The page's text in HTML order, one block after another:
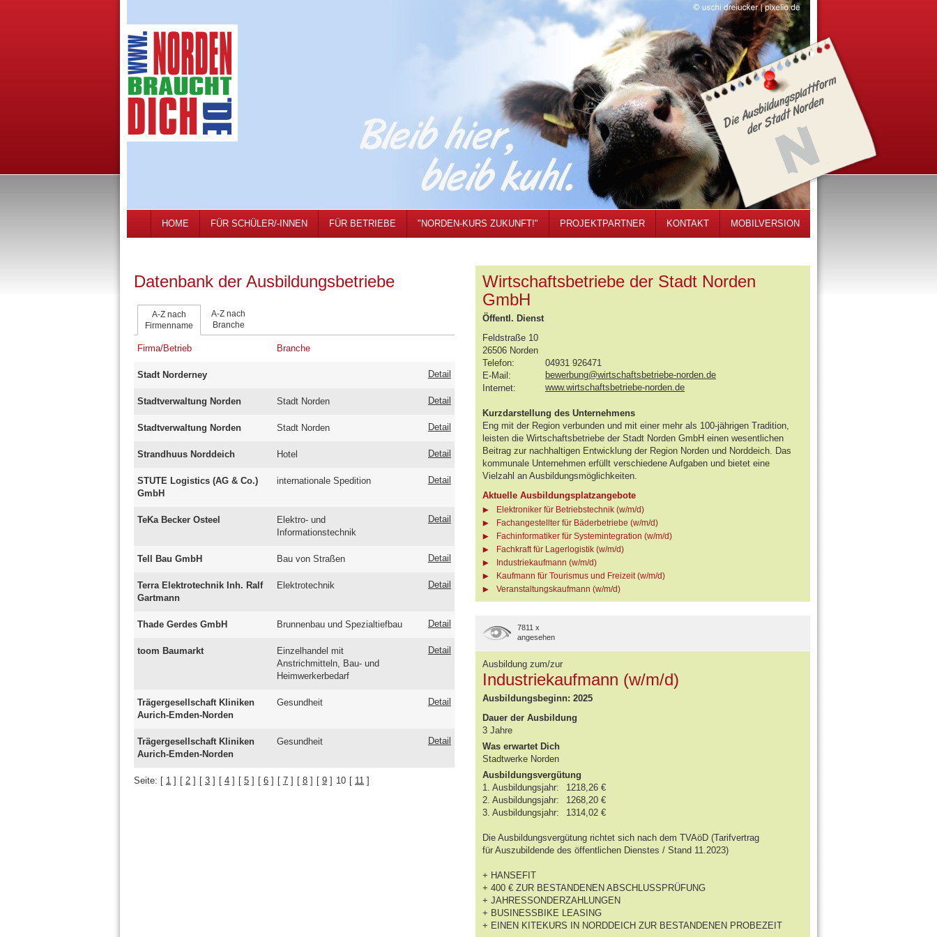
HOME FÜR SCHÜLER/-INNEN FÜR BETRIEBE "NORDEN-KURS ZUKUNFT!" PROJEKTPARTNER KONTAKT MOBILVERSION
Datenbank der Ausbildungsbetriebe
A-Z nach
Firmenname
A-Z nach
Branche
Firma/Betrieb Branche
Stadt Norderney Detail
Stadtverwaltung Norden Stadt Norden Detail
Stadtverwaltung Norden Stadt Norden Detail
Strandhuus Norddeich Hotel Detail
STUTE Logistics (AG & Co.)
GmbH
internationale Spedition Detail
TeKa Becker Osteel
Elektro- und
Informationstechnik
Detail
Tell Bau GmbH Bau von Straßen Detail
Terra Elektrotechnik Inh. Ralf
Gartmann
Elektrotechnik Detail
Thade Gerdes GmbH Brunnenbau und Spezialtiefbau Detail
toom Baumarkt
Einzelhandel mit
Anstrichmitteln, Bau- und
Heimwerkerbedarf
Detail
Trägergesellschaft Kliniken
Aurich-Emden-Norden
Gesundheit Detail
Trägergesellschaft Kliniken
Aurich-Emden-Norden
Gesundheit Detail
Seite: [ 1 ] [ 2 ] [ 3 ] [ 4 ] [ 5 ] [ 6 ] [ 7 ] [ 8 ] [ 9 ] 10 [ 11 ]
Wirtschaftsbetriebe der Stadt Norden
GmbH
Öffentl. Dienst
Feldstraße 10
26506 Norden
Telefon:
04931 926471
E-Mail:
bewerbung@wirtschaftsbetriebe-norden.de
Internet:
www.wirtschaftsbetriebe-norden.de
Kurzdarstellung des Unternehmens
Eng mit der Region verbunden und mit einer mehr als 100-jährigen Tradition,
leisten die Wirtschaftsbetriebe der Stadt Norden GmbH einen wesentlichen
Beitrag zur nachhaltigen Entwicklung der Region Norden und Norddeich. Das
kommunale Unternehmen erfüllt verschiedene Aufgaben und bietet eine
Vielzahl an Ausbildungsmöglichkeiten.
Aktuelle Ausbildungsplatzangebote
Elektroniker für Betriebstechnik (w/m/d)
Fachangestellter für Bäderbetriebe (w/m/d)
Fachinformatiker für Systemintegration (w/m/d)
Fachkraft für Lagerlogistik (w/m/d)
Industriekaufmann (w/m/d)
Kaufmann für Tourismus und Freizeit (w/m/d)
Veranstaltungskaufmann (w/m/d)
7811 x
angesehen
Ausbildung zum/zur
Industriekaufmann (w/m/d)
Ausbildungsbeginn: 2025
Dauer der Ausbildung
3 Jahre
Was erwartet Dich
Stadtwerke Norden
Ausbildungsvergütung
1. Ausbildungsjahr:
1218,26 €
2. Ausbildungsjahr:
1268,20 €
3. Ausbildungsjahr:
1314,02 €
Die Ausbildungsvergütung richtet sich nach dem TVAöD (Tarifvertrag
für Auszubildende des öffentlichen Dienstes / Stand 11.2023)
+ HANSEFIT
+ 400 € ZUR BESTANDENEN ABSCHLUSSPRÜFUNG
+ JAHRESSONDERZAHLUNGEN
+ BUSINESSBIKE LEASING
+ EINEN KITEKURS IN NORDDEICH ZUR BESTANDENEN PROBEZEIT